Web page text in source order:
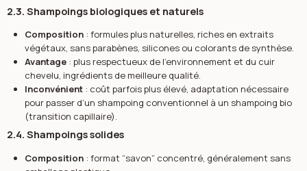
2.3. Shampoings biologiques et naturels
Composition: formules plus naturelles, riches en extraits
végétaux, sans parabènes, silicones ou colorants de synthèse.
Avantage: plus respectueux de l’environnement et du cuir
chevelu, ingrédients de meilleure qualité.
Inconvénient: coût parfois plus élevé, adaptation nécessaire
pour passer d’un shampoing conventionnel à un shampoing bio
(transition capillaire).
2.4. Shampoings solides
Composition: format “savon” concentré, généralement sans